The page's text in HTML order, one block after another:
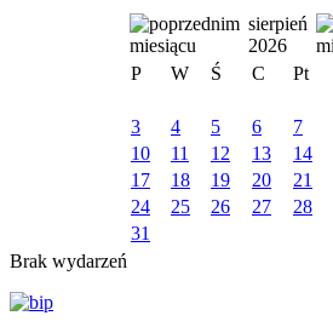
sierpień
2026
P
W Ś C Pt
3
4 5 6 7
10
11 12 13 14
17
18 19 20 21
24
25 26 27 28
31
Brak wydarzeń